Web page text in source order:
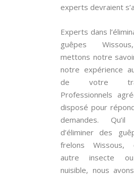
experts devraient
Experts dans
guêpes
mettons notre
notre expérience
de votre
Professionnels
disposé pour
demandes. Qu’il
d’éliminer des
frelons
autre insecte
nuisible, nous